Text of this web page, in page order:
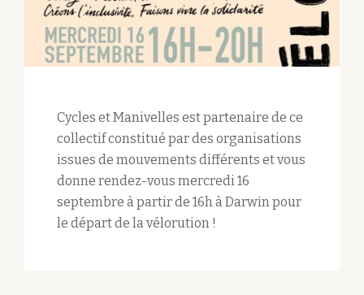
Cycles et Manivelles est partenaire de ce
collectif constitué par des organisations
issues de mouvements différents et vous
donne rendez-vous mercredi 16
septembre à partir de 16h à Darwin pour
le départ de la vélorution !